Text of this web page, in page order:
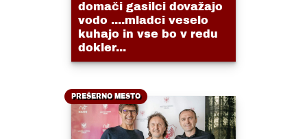
domači gasilci dovažajo
vodo ....mladci veselo
kuhajo in vse bo v redu
dokler...
PREŠERNO MESTO